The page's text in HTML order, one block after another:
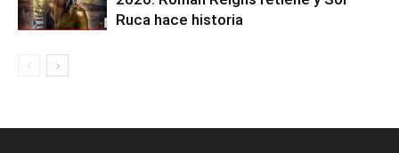
Ruca hace historia